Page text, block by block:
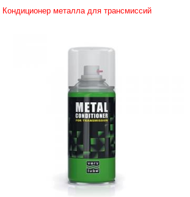
Кондиционер металла для трансмиссий